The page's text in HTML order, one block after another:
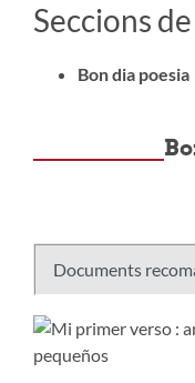
Seccions
Bon dia poesia
Documents